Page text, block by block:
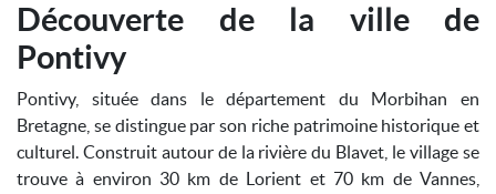
Découverte de la ville de
Pontivy
Pontivy, située dans le département du Morbihan en
Bretagne, se distingue par son riche patrimoine historique et
culturel. Construit autour de la rivière du Blavet, le village se
trouve à environ 30 km de Lorient et 70 km de Vannes,